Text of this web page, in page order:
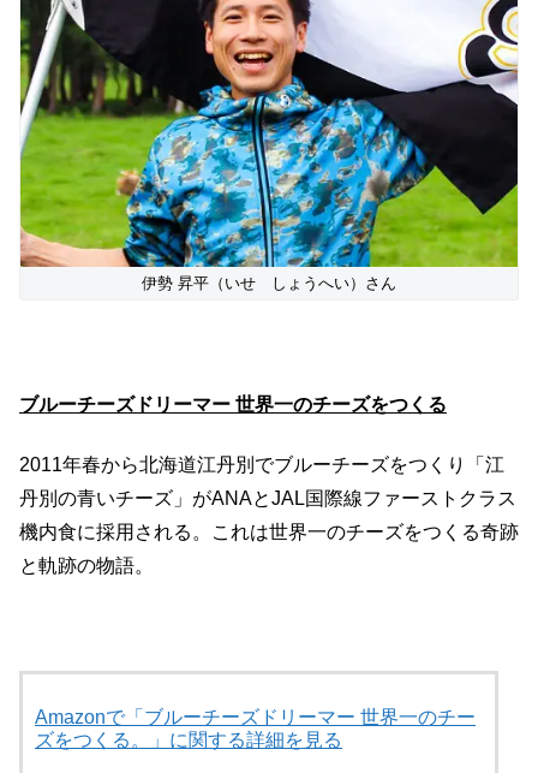
伊勢 昇平（いせ しょうへい）さん
ブルーチーズドリーマー 世界一のチーズをつくる
2011年春から北海道江丹別でブルーチーズをつくり「江
丹別の青いチーズ」がANAとJAL国際線ファーストクラス
機内食に採用される。これは世界一のチーズをつくる奇跡
と軌跡の物語。
Amazonで「ブルーチーズドリーマー 世界一のチー
ズをつくる。」に関する詳細を見る